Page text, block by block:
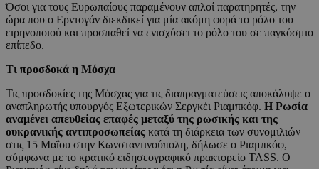
Όσοι για τους Ευρωπαίους παραμένουν απλοί παρατηρητές, την
ώρα που ο Ερντογάν διεκδικεί για μία ακόμη φορά το ρόλο του
ειρηνοποιού και προσπαθεί να ενισχύσει το ρόλο του σε παγκόσμιο
επίπεδο.
Τι προσδοκά η Μόσχα
Τις προσδοκίες της Μόσχας για τις διαπραγματεύσεις αποκάλυψε ο
αναπληρωτής υπουργός Εξωτερικών Σεργκέι Ριαμπκόφ. Η Ρωσία
αναμένει απευθείας επαφές μεταξύ της ρωσικής και της
ουκρανικής αντιπροσωπείας κατά τη διάρκεια των συνομιλιών
στις 15 Μαΐου στην Κωνσταντινούπολη, δήλωσε ο Ριαμπκόφ,
σύμφωνα με το κρατικό ειδησεογραφικό πρακτορείο TASS. Ο